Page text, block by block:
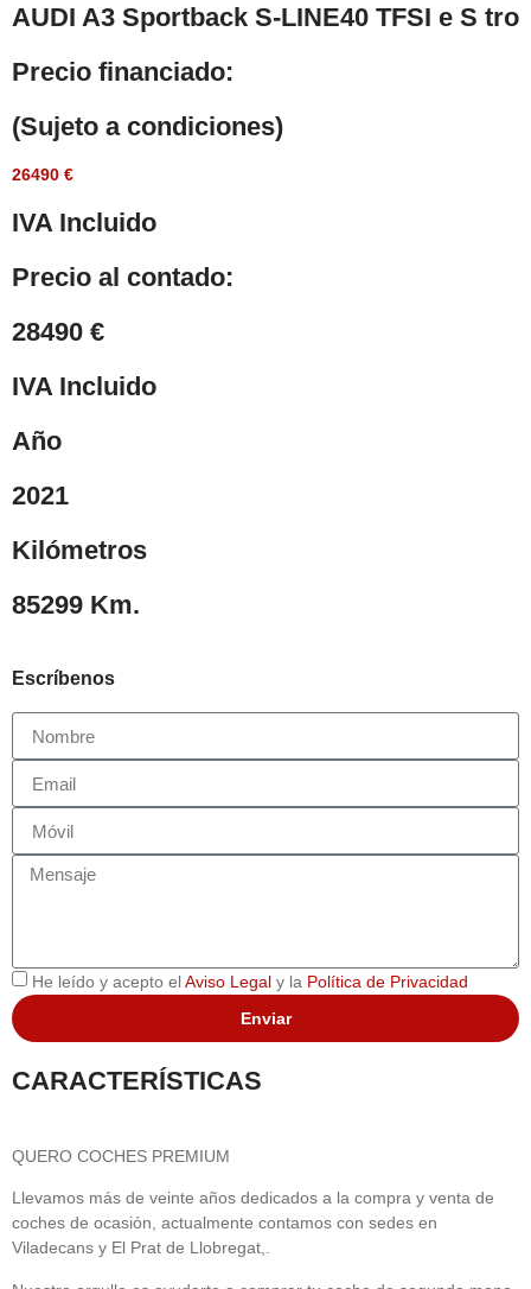
AUDI A3 Sportback S-LINE40 TFSI e S tro
Precio financiado:
(Sujeto a condiciones)
26490 €
IVA Incluido
Precio al contado:
28490 €
IVA Incluido
Año
2021
Kilómetros
85299 Km.
Escríbenos
He leído y acepto elAviso Legal y la Política de Privacidad
Enviar
CARACTERÍSTICAS
QUERO COCHES PREMIUM
Llevamos más de veinte años dedicados a la compra y venta de
coches de ocasión, actualmente contamos con sedes en
Viladecans y El Prat de Llobregat,.